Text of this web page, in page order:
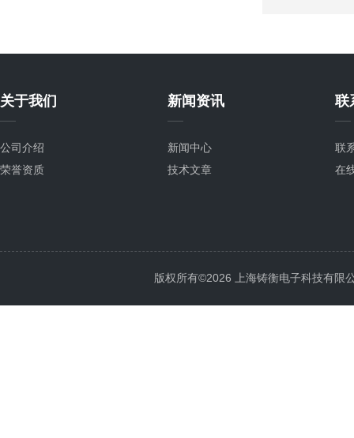
关于我们
公司介绍
荣誉资质
新闻资讯
新闻中心
技术文章
联
联
在
版权所有©2026 上海铸衡电子科技有